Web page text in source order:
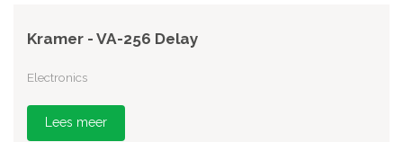
Kramer - VA-256 Delay
Electronics
Lees meer